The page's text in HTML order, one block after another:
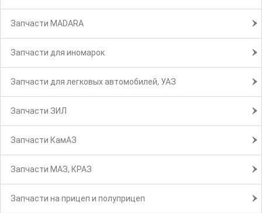
Запчасти MADARA
Запчасти для иномарок
Запчасти для легковых автомобилей, УАЗ
Запчасти ЗИЛ
Запчасти КамАЗ
Запчасти МАЗ, КРАЗ
Запчасти на прицеп и полуприцеп